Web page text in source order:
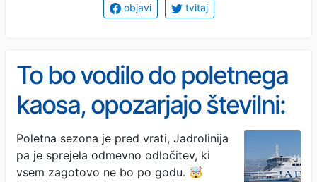
objavi tvitaj
To bo vodilo do poletnega
kaosa, opozarjajo številni:
Jadrolinija razkrila
odmevno spremembo, ki
Poletna sezona je pred vrati, Jadrolinija
pa je sprejela odmevno odločitev, ki
vsem zagotovo ne bo po godu. 🤯